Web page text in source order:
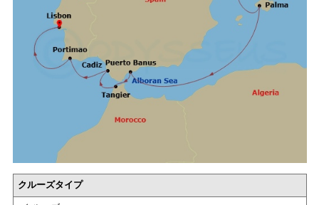
クルーズタイプ